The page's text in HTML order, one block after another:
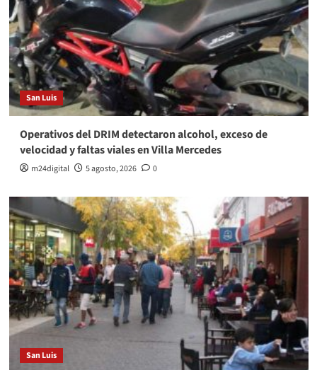
San Luis
Operativos del DRIM detectaron alcohol, exceso de
velocidad y faltas viales en Villa Mercedes
m24digital 5 agosto, 2026 0
San Luis